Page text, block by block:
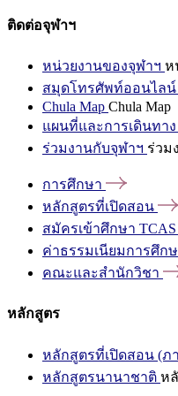
ติดต่อจุฬาฯ
หน่วยงานของจุฬาฯ ห
สมุดโทรศัพท์ออนไลน์
Chula Map Chula Map
แผนที่และการเดินทาง
ร่วมงานกับจุฬาฯ ร่วม
การศึกษา
หลักสูตรที่เปิดสอน
สมัครเข้าศึกษา TCAS
ค่าธรรมเนียมการศึก
คณะและสำนักวิชา
หลักสูตร
หลักสูตรที่เปิดสอน (ภ
หลักสูตรนานาชาติ ห